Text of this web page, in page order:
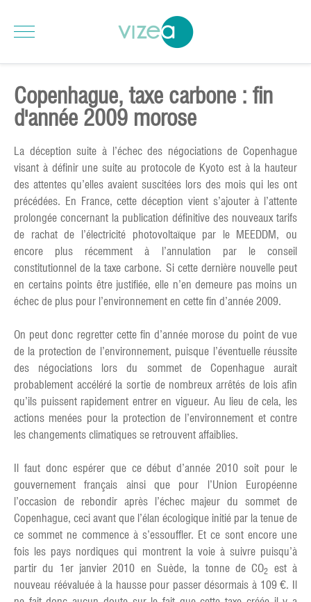
Copenhague, taxe carbone : fin
d'année 2009 morose
La déception suite à l’échec des négociations de Copenhague
visant à définir une suite au protocole de Kyoto est à la hauteur
des attentes qu’elles avaient suscitées lors des mois qui les ont
précédées. En France, cette déception vient s’ajouter à l’attente
prolongée concernant la publication définitive des nouveaux tarifs
de rachat de l’électricité photovoltaïque par le MEEDDM, ou
encore plus récemment à l’annulation par le conseil
constitutionnel de la taxe carbone. Si cette dernière nouvelle peut
en certains points être justifiée, elle n’en demeure pas moins un
échec de plus pour l’environnement en cette fin d’année 2009.
On peut donc regretter cette fin d’année morose du point de vue
de la protection de l’environnement, puisque l’éventuelle réussite
des négociations lors du sommet de Copenhague aurait
probablement accéléré la sortie de nombreux arrêtés de lois afin
qu’ils puissent rapidement entrer en vigueur. Au lieu de cela, les
actions menées pour la protection de l’environnement et contre
les changements climatiques se retrouvent affaiblies.
Il faut donc espérer que ce début d’année 2010 soit pour le
gouvernement français ainsi que pour l’Union Européenne
l’occasion de rebondir après l’échec majeur du sommet de
Copenhague, ceci avant que l’élan écologique initié par la tenue de
ce sommet ne commence à s’essouffler. Et ce sont encore une
fois les pays nordiques qui montrent la voie à suivre puisqu’à
partir du 1er janvier 2010 en Suède, la tonne de CO2 est à
nouveau réévaluée à la hausse pour passer désormais à 109 €. Il